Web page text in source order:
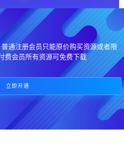
通注册会员只能原价购买资源或者限
费会员所有资源可免费下载
立即开通